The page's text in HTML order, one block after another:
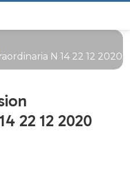
N 14 22 12 2020
22 12 2020